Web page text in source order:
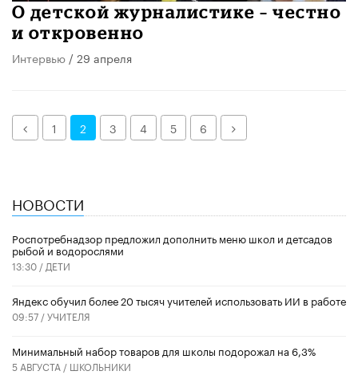
О детской журналистике – честно
и откровенно
Интервью / 29 апреля
Назад1 2 3 4 5 6 Далее
НОВОСТИ
Роспотребнадзор предложил дополнить меню школ и детсадов
рыбой и водорослями
13:30 / ДЕТИ
​Яндекс обучил более 20 тысяч учителей использовать ИИ в работе
09:57 /УЧИТЕЛЯ
Минимальный набор товаров для школы подорожал на 6,3%
5 АВГУСТА / ШКОЛЬНИКИ